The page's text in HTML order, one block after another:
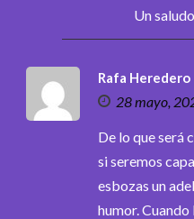
Un saludo
Rafa Heredero
28 mayo,
De lo que será
si seremos
esbozas un
humor. Cuando